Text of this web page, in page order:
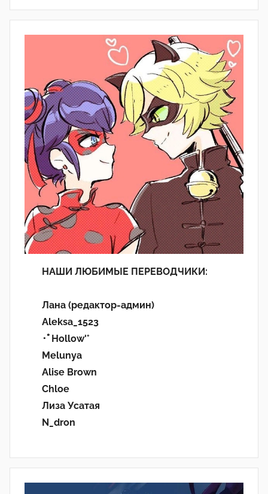
НАШИ ЛЮБИМЫЕ ПЕРЕВОДЧИКИ:
Лана (редактор-админ)
Aleksa_1523
･ﾟHollow'°
Melunya
Alise Brown
Chloe
Лиза Усатая
N_dron